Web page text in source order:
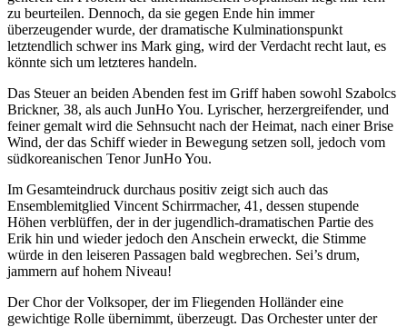
zu beurteilen. Dennoch, da sie gegen Ende hin immer
überzeugender wurde, der dramatische Kulminationspunkt
letztendlich schwer ins Mark ging, wird der Verdacht recht laut, es
könnte sich um letzteres handeln.
Das Steuer an beiden Abenden fest im Griff haben sowohl Szabolcs
Brickner, 38, als auch JunHo You. Lyrischer, herzergreifender, und
feiner gemalt wird die Sehnsucht nach der Heimat, nach einer Brise
Wind, der das Schiff wieder in Bewegung setzen soll, jedoch vom
südkoreanischen Tenor JunHo You.
Im Gesamteindruck durchaus positiv zeigt sich auch das
Ensemblemitglied Vincent Schirrmacher, 41, dessen stupende
Höhen verblüffen, der in der jugendlich-dramatischen Partie des
Erik hin und wieder jedoch den Anschein erweckt, die Stimme
würde in den leiseren Passagen bald wegbrechen. Sei’s drum,
jammern auf hohem Niveau!
Der Chor der Volksoper, der im Fliegenden Holländer eine
gewichtige Rolle übernimmt, überzeugt. Das Orchester unter der